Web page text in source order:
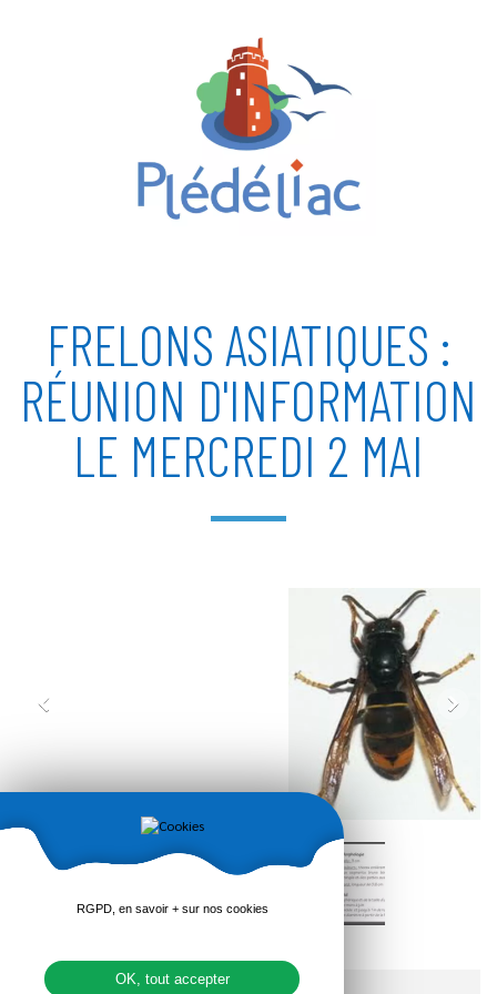
FRELONS ASIATIQUES :
RÉUNION D'INFORMATION
LE MERCREDI 2 MAI
RGPD, en savoir + sur nos cookies
OK, tout accepter